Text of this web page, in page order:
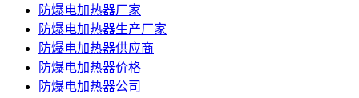
防爆电加热器厂家
防爆电加热器生产厂家
防爆电加热器供应商
防爆电加热器价格
防爆电加热器公司